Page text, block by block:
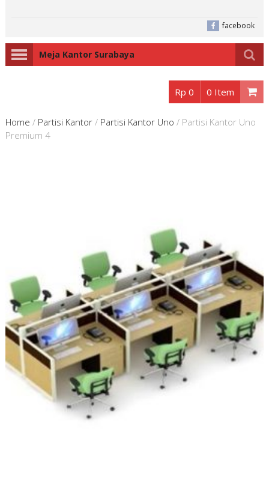
facebook
Meja Kantor Surabaya
Rp 0 0 Item
Home / Partisi Kantor/ Partisi Kantor Uno / Partisi Kantor Uno
Premium 4